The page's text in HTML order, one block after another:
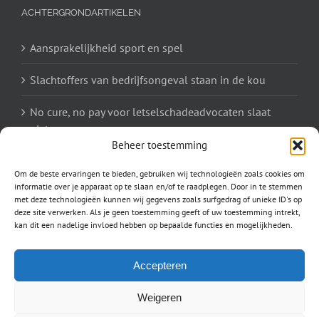
Beheer toestemming
Om de beste ervaringen te bieden, gebruiken wij technologieën zoals cookies om
informatie over je apparaat op te slaan en/of te raadplegen. Door in te stemmen
met deze technologieën kunnen wij gegevens zoals surfgedrag of unieke ID's op
deze site verwerken. Als je geen toestemming geeft of uw toestemming intrekt,
kan dit een nadelige invloed hebben op bepaalde functies en mogelijkheden.
Accepteren
Weigeren
ACHTERGRONDARTIKELEN
Aansprakelijkheid sport en spel
Slachtoffers van bedrijfsongeval staan in de kou
No cure, no pay voor letselschadeadvocaten slaat
niet aan
PROVINCIES
Drenthe|Friesland|Gelderland|Groningen |Limburg|